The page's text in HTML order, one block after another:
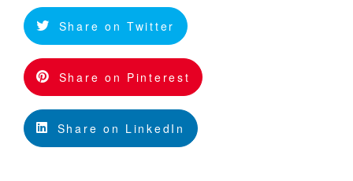
Share on Twitter
Share on Pinterest
Share on LinkedIn